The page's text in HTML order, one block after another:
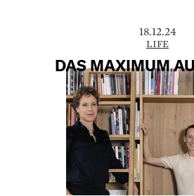
18.12.24
LIFE
DAS MAXIMUM